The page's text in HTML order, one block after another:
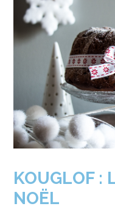
KOUGLOF :
NOËL